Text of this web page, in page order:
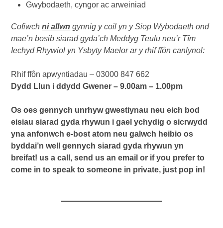
Gwybodaeth, cyngor ac arweiniad
Cofiwchni allwn gynnig y coil yn y Siop Wybodaeth ond
mae’n bosib siarad gyda’ch Meddyg Teulu neu’r Tîm
Iechyd Rhywiol yn Ysbyty Maelor ar y rhif ffôn canlynol:
Rhif ffôn apwyntiadau – 03000 847 662
Dydd Llun i ddydd Gwener – 9.00am – 1.00pm
Os oes gennych unrhyw gwestiynau neu eich bod
eisiau siarad gyda rhywun i gael ychydig o sicrwydd
yna anfonwch e-bost atom neu galwch heibio os
byddai’n well gennych siarad gyda rhywun yn
breifat! us a call, send us an email or if you prefer to
come in to speak to someone in private, just pop in!